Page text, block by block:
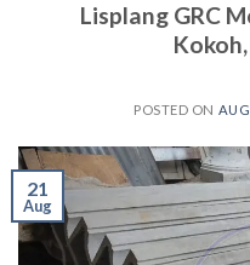
Lisplang GRC
POSTED ON
21
Aug